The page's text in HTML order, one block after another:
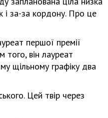
і за-за кордону. Про це
першої премії
того, він лауреат
щільному графіку два
Цей твір через